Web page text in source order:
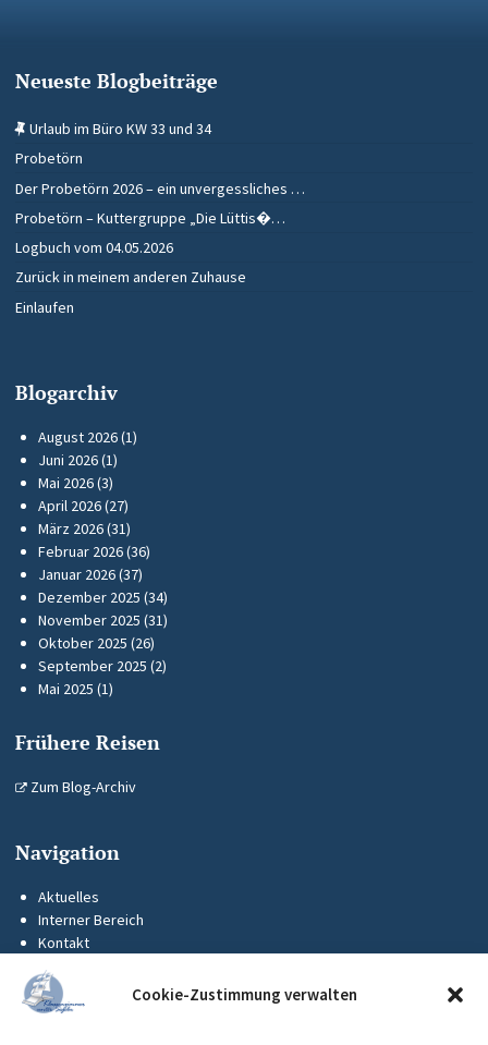
Cookie-Zustimmung verwalten
Neueste Blogbeiträge
Urlaub im Büro KW 33 und 34
Probetörn
Der Probetörn 2026 – ein unvergessliches …
Probetörn – Kuttergruppe „Die Lüttis�…
Logbuch vom 04.05.2026
Zurück in meinem anderen Zuhause
Einlaufen
Blogarchiv
August 2026(1)
Juni 2026(1)
Mai 2026(3)
April 2026(27)
März 2026(31)
Februar 2026(36)
Januar 2026(37)
Dezember 2025 (34)
November 2025 (31)
Oktober 2025 (26)
September 2025 (2)
Mai 2025 (1)
Frühere Reisen
Zum Blog-Archiv
Navigation
Aktuelles
Interner Bereich
Kontakt
KUS-Flyer
Impressum
Datenschutz